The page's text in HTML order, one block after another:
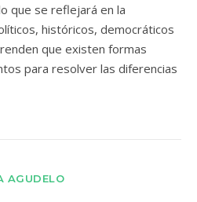
que se reflejará en la
históricos, democráticos
que existen formas
para resolver las diferencias
AGUDELO